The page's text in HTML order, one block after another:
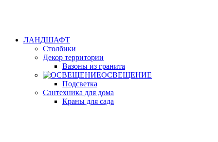
ЛАНДШАФТ
Столбики
Декор территории
Вазоны из гранита
ОСВЕЩЕНИЕ
Подсветка
Сантехника для дома
Краны для сада